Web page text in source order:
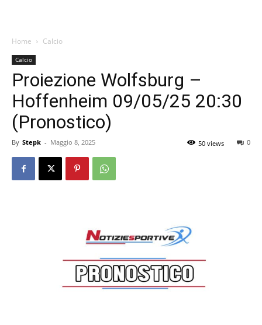
Home Calcio
Calcio
Proiezione Wolfsburg –
Hoffenheim 09/05/25 20:30
(Pronostico)
By Stepk - Maggio 8, 2025 0
50 views